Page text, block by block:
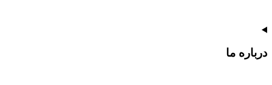
درباره ما